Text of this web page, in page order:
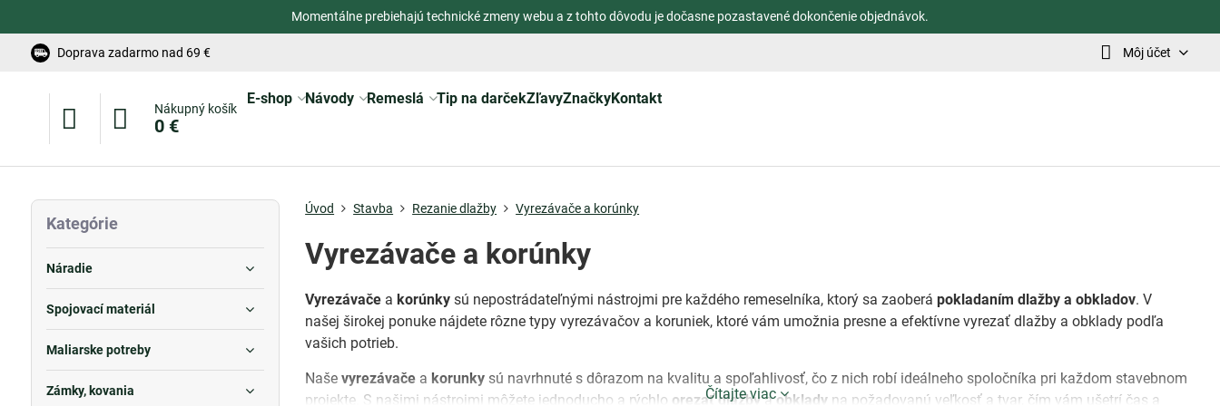
Momentálne prebiehajú technické zmeny webu a z tohto dôvodu je dočasne pozastavené dokončenie objednávok.
Doprava zadarmo nad 69 € Môj účet
Nákupný košík
0 €
E-shop Návody Remeslá Tip na darčekZľavyZnačkyKontakt
Úvod Stavba Rezanie dlažby Vyrezávače a korúnky
Vyrezávače a korúnky
Vyrezávače a korúnky sú nepostrádateľnými nástrojmi pre každého remeselníka, ktorý sa zaoberápokladaním dlažby a obkladov. V
našej širokej ponuke nájdete rôzne typy vyrezávačov a koruniek, ktoré vám umožnia presne a efektívne vyrezať dlažby a obklady podľa
vašich potrieb.
Naševyrezávače a korunky sú navrhnuté s dôrazom na kvalitu a spoľahlivosť, čo z nich robí ideálneho spoločníka pri každom stavebnom
projekte. S našimi nástrojmi môžete jednoducho a rýchlo orezať dlažbyaobklady na požadovanú veľkosť a tvar, čím vám ušetrí čas a
Čítajte viac
Kategórie
Náradie
Spojovací materiál
Maliarske potreby
Zámky, kovania